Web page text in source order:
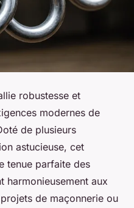
robustesse et
modernes de
de plusieurs
astucieuse, cet
tenue parfaite des
harmonieusement aux
de maçonnerie ou